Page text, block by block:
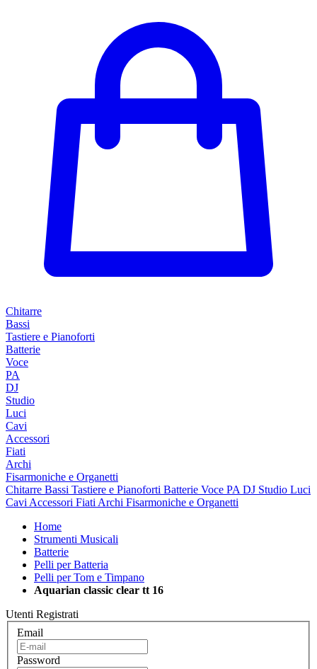
Chitarre
Bassi
Tastiere e Pianoforti
Batterie
Voce
PA
DJ
Studio
Luci
Cavi
Accessori
Fiati
Archi
Fisarmoniche e Organetti
Chitarre Bassi Tastiere e Pianoforti Batterie Voce PA DJ Studio Luci
Cavi Accessori Fiati Archi Fisarmoniche e Organetti
Home
Strumenti Musicali
Batterie
Pelli per Batteria
Pelli per Tom e Timpano
Aquarian classic clear tt 16
Utenti Registrati
Email
Password